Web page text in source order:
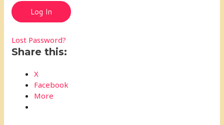
Lost Password?
Share this:
X
Facebook
More